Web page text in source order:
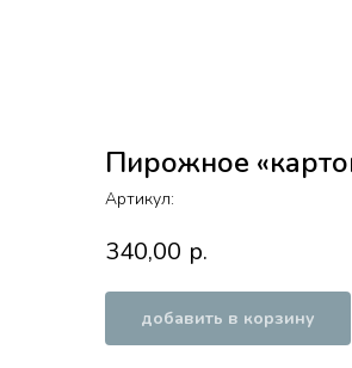
Пирожное
Артикул:
340,00 р.
добавить в корзину